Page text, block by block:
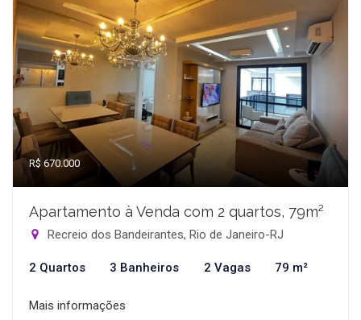
R$ 670.000
Apartamento à Venda com 2 quartos, 79m²
Recreio dos Bandeirantes, Rio de Janeiro-RJ
2 Quartos 3 Banheiros 2 Vagas 79 m²
Mais informações